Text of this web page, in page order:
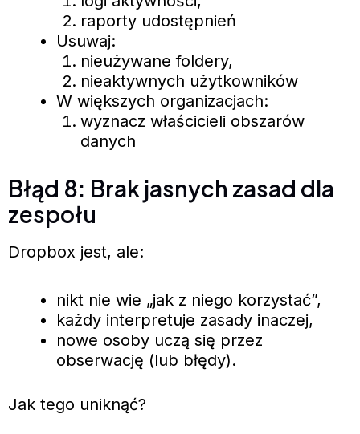
raporty udostępnień
Usuwaj:
nieużywane foldery,
nieaktywnych użytkowników
W większych organizacjach:
wyznacz właścicieli obszarów
danych
Błąd 8: Brak jasnych zasad dla
zespołu
Dropbox jest, ale:
nikt nie wie „jak z niego korzystać”,
każdy interpretuje zasady inaczej,
nowe osoby uczą się przez
obserwację (lub błędy).
Jak tego uniknąć?